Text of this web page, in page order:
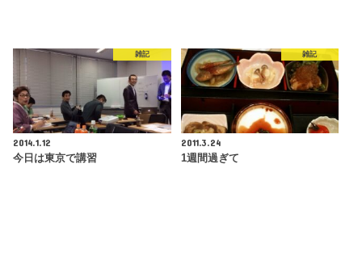
雑記
2014.1.12
今日は東京で講習
雑記
2011.3.24
1週間過ぎて